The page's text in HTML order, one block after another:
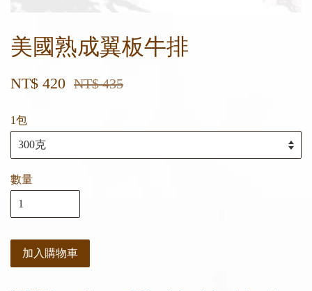
美國熟成翼板牛排
NT$ 420 NT$ 435
1包
數量
加入購物車